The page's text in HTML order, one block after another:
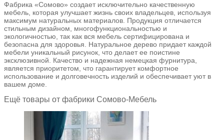
Фабрика «Сомово» создает исключительно качественную
мебель, которая улучшает жизнь своих владельцев, используя
максимум натуральных материалов. Продукция отличается
стильным дизайном, многофункциональностью и
экологичностью, так как вся мебель сертифицирована и
безопасна для здоровья. Натуральное дерево придает каждой
мебели уникальный рисунок, что делает ее поистине
эксклюзивной. Качество и надежная немецкая фурнитура,
является приоритетом, что гарантирует комфортное
использование и долговечность изделий и обеспечивает уют в
вашем доме.
Ещё товары от фабрики Сомово-Мебель